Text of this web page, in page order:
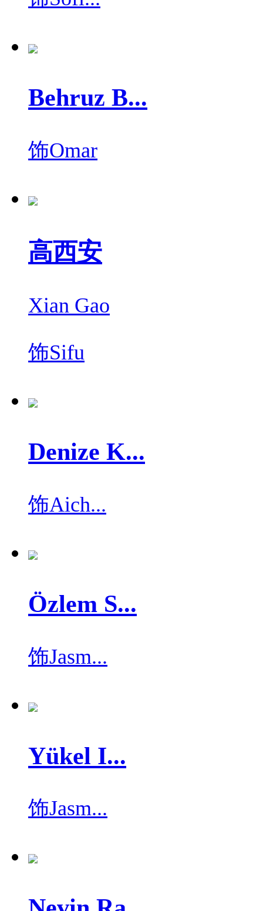
Behruz B...
饰Omar
高西安
Xian Gao
饰Sifu
Denize K...
饰Aich...
Özlem S...
饰Jasm...
Yükel I...
饰Jasm...